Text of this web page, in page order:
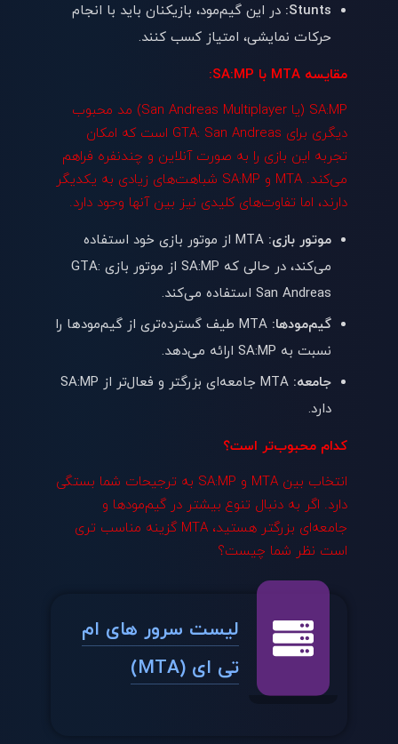
Stunts: در این گیم‌مود، بازیکنان باید با انجام
حرکات نمایشی، امتیاز کسب کنند.
مقایسه MTA با SA:MP:
SA:MP (یا San Andreas Multiplayer) مد محبوب
دیگری برای GTA: San Andreas است که امکان
تجربه این بازی را به صورت آنلاین و چندنفره فراهم
می‌کند. MTA و SA:MP شباهت‌های زیادی به یکدیگر
دارند، اما تفاوت‌های کلیدی نیز بین آنها وجود دارد.
موتور بازی:
MTA از موتور بازی خود استفاده
می‌کند، در حالی که SA:MP از موتور بازی GTA:
San Andreas استفاده می‌کند.
گیم‌مودها:
MTA طیف گسترده‌تری از گیم‌مودها را
نسبت به SA:MP ارائه می‌دهد.
جامعه:
MTA جامعه‌ای بزرگتر و فعال‌تر از SA:MP
دارد.
کدام محبوب‌تر است؟
انتخاب بین MTA و SA:MP به ترجیحات شما بستگی
دارد. اگر به دنبال تنوع بیشتر در گیم‌مودها و
جامعه‌ای بزرگتر هستید، MTA گزینه مناسب‌ تری
است نظر شما چیست؟
لیست سرور های ام
تی ای (MTA)